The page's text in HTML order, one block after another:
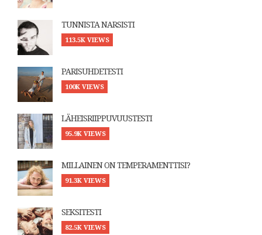
TUNNISTA NARSISTI
113.5K VIEWS
PARISUHDETESTI
100K VIEWS
LÄHEISRIIPPUVUUSTESTI
95.9K VIEWS
MILLAINEN ON TEMPERAMENTTISI?
91.3K VIEWS
SEKSITESTI
82.5K VIEWS